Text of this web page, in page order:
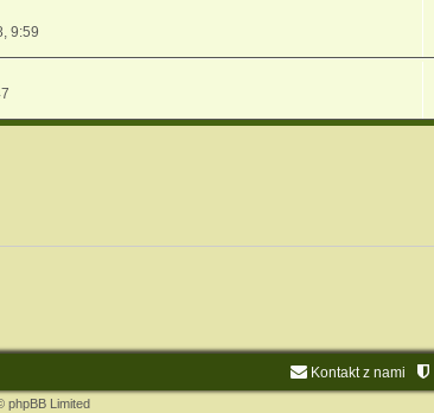
9:59
Kontakt z nami
phpBB Limited